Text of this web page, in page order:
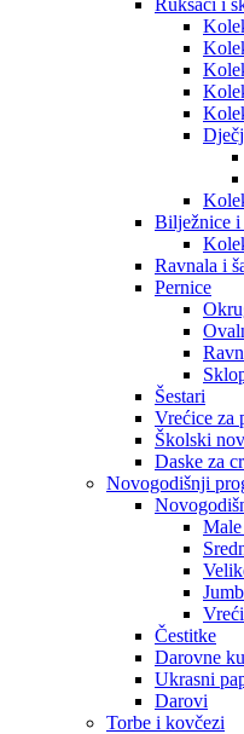
Ruksaci i
Bilježnice
Ravnala i
Pernice
Šestari
Vrećice za
Školski
Daske za
Novogodišnji
Čestitke
Darovne
Ukrasni
Darovi
Torbe i kovčezi